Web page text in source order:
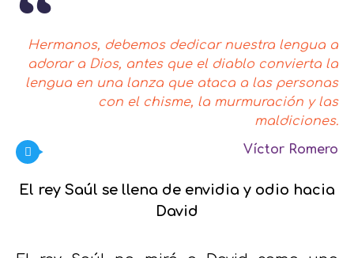
Hermanos, debemos dedicar nuestra lengua a
adorar a Dios, antes que el diablo convierta la
lengua en una lanza que ataca a las personas
con el chisme, la murmuración y las
maldiciones.
Víctor Romero
El rey Saúl se llena de envidia y odio hacia
David